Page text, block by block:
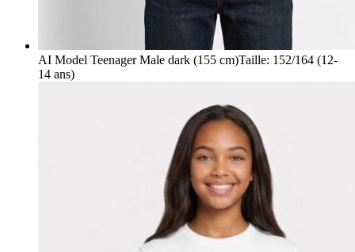
AI Model Teenager Male dark (155 cm)Taille: 152/164 (12-
14 ans)